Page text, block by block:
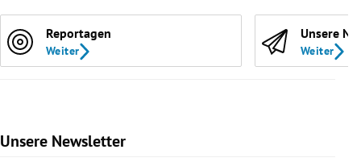
Reportagen
Weiter
Unsere
Weiter
Unsere Newsletter
Slide 1 von 9